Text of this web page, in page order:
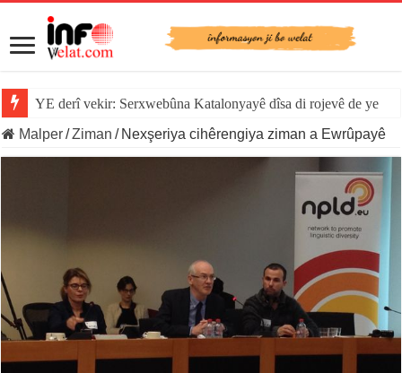
YE derî vekir: Serxwebûna Katalonyayê dîsa di rojevê de ye
Malper/Ziman / Nexşeriya cihêrengiya ziman a Ewrûpayê